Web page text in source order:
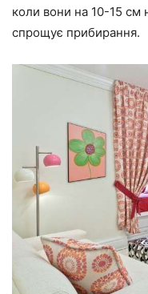
коли вони на 10-15 см
спрощує прибирання.